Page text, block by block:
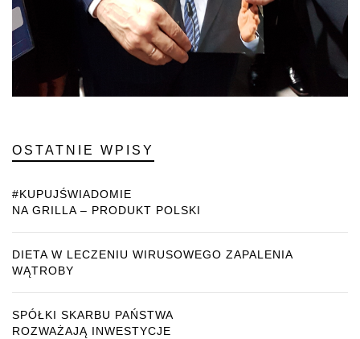
OSTATNIE WPISY
#KUPUJŚWIADOMIE
NA GRILLA – PRODUKT POLSKI
DIETA W LECZENIU WIRUSOWEGO ZAPALENIA
WĄTROBY
SPÓŁKI SKARBU PAŃSTWA
ROZWAŻAJĄ INWESTYCJE